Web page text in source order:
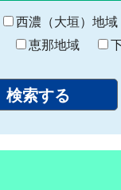
わ 西濃（大垣）地域
恵那地域